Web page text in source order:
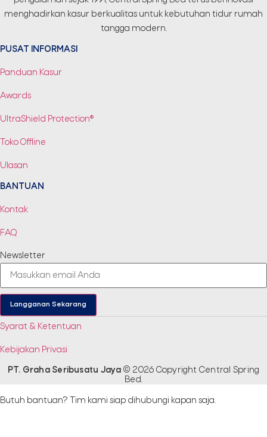
menghadirkan kasur berkualitas untuk kebutuhan tidur rumah
tangga modern.
PUSAT INFORMASI
Panduan Kasur
Awards
UltraShield Protection®
Toko Offline
Ulasan
BANTUAN
Kontak
FAQ
Newsletter
Langganan Sekarang
Syarat & Ketentuan
Kebijakan Privasi
PT. Graha Seribusatu Jaya © 2026 Copyright Central Spring
Bed.​
Butuh bantuan? Tim kami siap dihubungi kapan saja.